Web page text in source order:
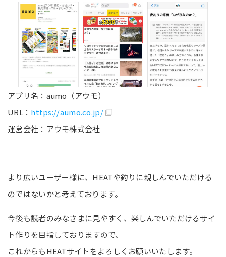
アプリ名：aumo（アウモ）
URL： https://aumo.co.jp/
運営会社：アウモ株式会社
より広いユーザー様に、HEATや釣りに親しんでいただける
のではないかと考えております。
今後も読者のみなさまに見やすく、楽しんでいただけるサイ
ト作りを目指しておりますので、
これからもHEATサイトをよろしくお願いいたします。